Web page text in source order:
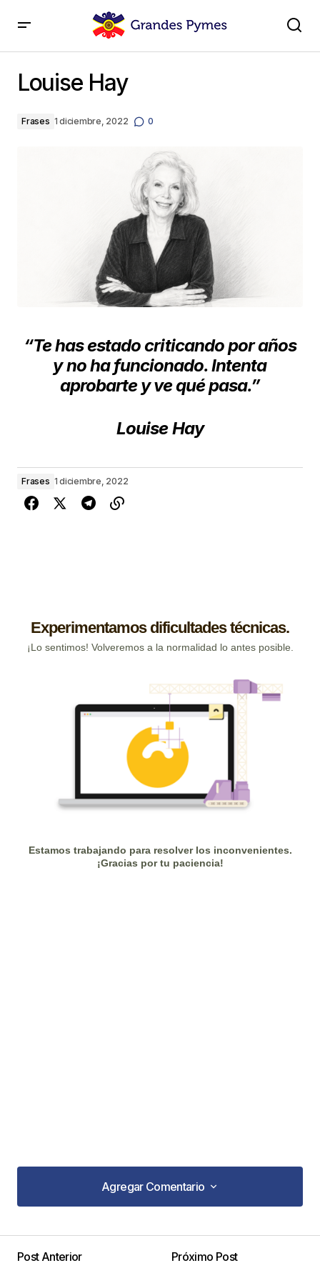
Louise Hay
Frases 1 diciembre, 2022 0
“Te has estado criticando por años
y no ha funcionado. Intenta
aprobarte y ve qué pasa.”
Louise Hay
Frases 1 diciembre, 2022
Agregar Comentario
Agregar Comentario
Post Anterior
Próximo Post